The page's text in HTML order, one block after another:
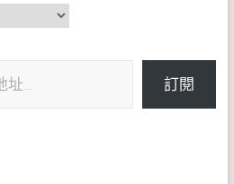
訂閱